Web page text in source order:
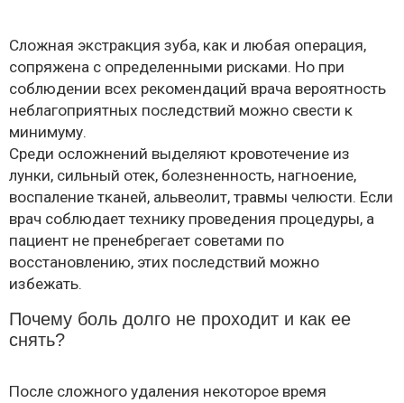
Сложная экстракция зуба, как и любая операция,
сопряжена с определенными рисками. Но при
соблюдении всех рекомендаций врача вероятность
неблагоприятных последствий можно свести к
минимуму.
Среди осложнений выделяют кровотечение из
лунки, сильный отек, болезненность, нагноение,
воспаление тканей, альвеолит, травмы челюсти. Если
врач соблюдает технику проведения процедуры, а
пациент не пренебрегает советами по
восстановлению, этих последствий можно
избежать.
Почему боль долго не проходит и как ее
снять?
После сложного удаления некоторое время